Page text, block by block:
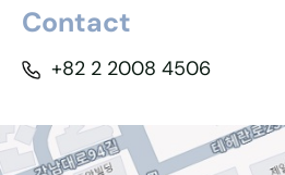
Contact
+82 2 2008 4506